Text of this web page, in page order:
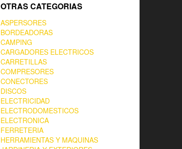
OTRAS CATEGORIAS
ASPERSORES
BORDEADORAS
CAMPING
CARGADORES ELECTRICOS
CARRETILLAS
COMPRESORES
CONECTORES
DISCOS
ELECTRICIDAD
ELECTRODOMESTICOS
ELECTRONICA
FERRETERIA
HERRAMIENTAS Y MAQUINAS